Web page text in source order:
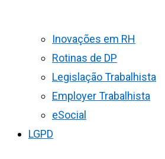
Inovações em RH
Rotinas de DP
Legislação Trabalhista
Employer Trabalhista
eSocial
LGPD